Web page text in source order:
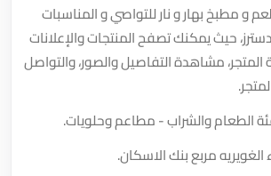
و مطبخ بهار و نار للتواصي و المناسبات
حيث يمكنك تصفح المنتجات والإعلانات
مشاهدة التفاصيل والصور، والتواصل
الطعام والشراب - مطاعم وحلويات.
الغويريه مربع بنك الاسكان.